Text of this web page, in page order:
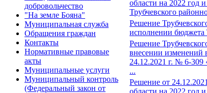
добровольчество
"На земле Бояна"
Муниципальная служба
Обращения граждан
Контакты
Нормативные правовые
акты
Муниципальные услуги
Муниципальный контроль
(Федеральный закон от
области на 2022 год
Трубчевского
Решение
исполнении бюджета
Решение
внесении изменений
24.12.2021 г. № 6-309
...
Решение от